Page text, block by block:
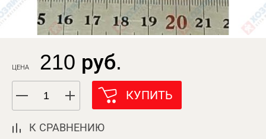
ЦЕНА 210 руб.
КУПИТЬ
К СРАВНЕНИЮ